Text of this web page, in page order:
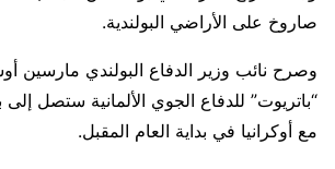
صاروخ على الأراضي البولندية.
وصرح نائب وزير الدفاع البولندي مارسين
“باتريوت” للدفاع الجوي الألمانية ستصل إلى
مع أوكرانيا في بداية العام المقبل.